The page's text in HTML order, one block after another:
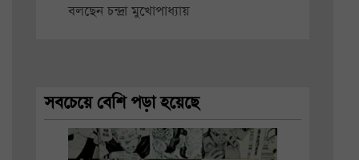
বলছেন চন্দ্রা মুখোপাধ্যায়
সবচেয়ে বেশি পড়া হয়েছে